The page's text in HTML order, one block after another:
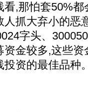
,那怕套50%
抓大弃小的恶
字头、
金较多,这些
投资的最佳品种